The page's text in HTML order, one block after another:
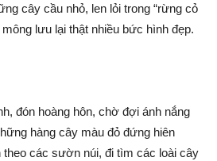
cây cầu nhỏ, len lỏi trong “rừng cỏ
lưu lại thật nhiều bức hình đẹp.
đón hoàng hôn, chờ đợi ánh nắng
hàng cây màu đỏ đứng hiên
theo các sườn núi, đi tìm các loài cây